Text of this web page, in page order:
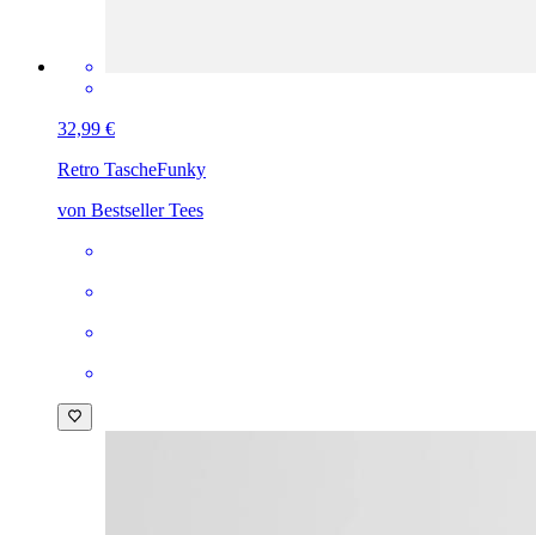
32,99 €
Retro TascheFunky
von Bestseller Tees